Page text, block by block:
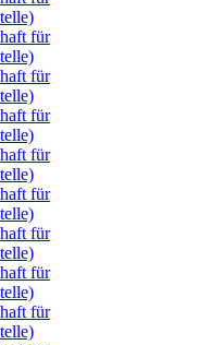
für
für
für
für
für
für
für
für